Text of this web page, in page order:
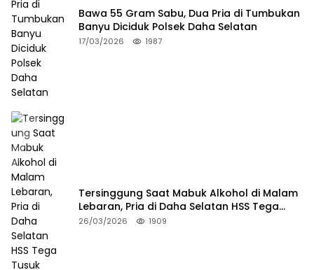
Bawa 55 Gram Sabu, Dua Pria di Tumbukan
Banyu Diciduk Polsek Daha Selatan
17/03/2026 1987
Tersinggung Saat Mabuk Alkohol di Malam
Lebaran, Pria di Daha Selatan HSS Tega
Tusuk Teman Sendiri
26/03/2026 1909